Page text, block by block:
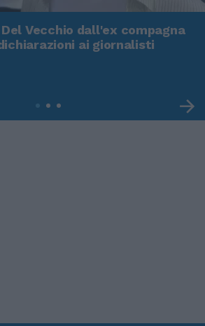
Vecchio dall'ex compagna
ai giornalisti